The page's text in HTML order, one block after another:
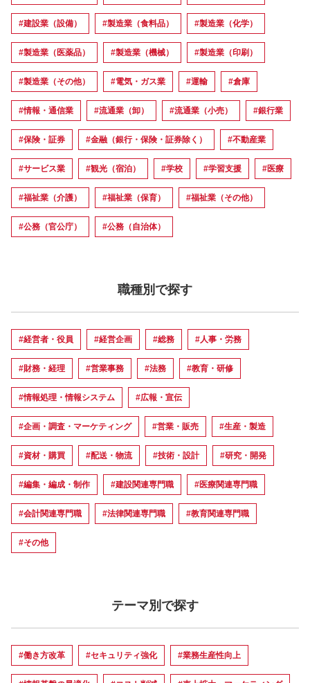
#建設業（設備） #製造業（食料品） #製造業（化学）
#製造業（医薬品） #製造業（機械） #製造業（印刷）
#製造業（その他） #電気・ガス業 #運輸 #倉庫
#情報・通信業 #流通業（卸） #流通業（小売） #銀行業
#保険・証券 #金融（銀行・保険・証券除く） #不動産業
#サービス業 #観光（宿泊） #学校 #学習支援 #医療
#福祉業（介護） #福祉業（保育） #福祉業（その他）
#公務（官公庁） #公務（自治体）
職種別で探す
#経営者・役員 #経営企画 #総務 #人事・労務
#財務・経理 #営業事務 #法務 #教育・研修
#情報処理・情報システム #広報・宣伝
#企画・調査・マーケティング #営業・販売 #生産・製造
#資材・購買 #配送・物流 #技術・設計 #研究・開発
#編集・編成・制作 #建設関連専門職 #医療関連専門職
#会計関連専門職 #法律関連専門職 #教育関連専門職
#その他
テーマ別で探す
#働き方改革 #セキュリティ強化 #業務生産性向上